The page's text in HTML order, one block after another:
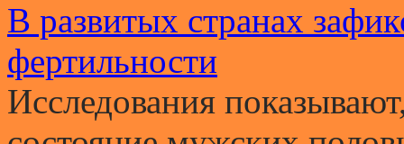
В развитых странах
фертильности
Исследования